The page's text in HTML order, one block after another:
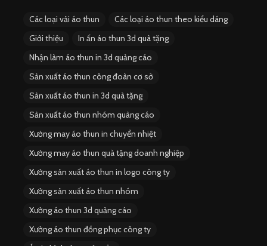
Các loại vải áo thun
Các loại áo thun theo kiểu dáng
Giới thiệu
In ấn áo thun 3d quà tặng
Nhận làm áo thun in 3d quảng cáo
Sản xuất áo thun công đoàn cơ sở
Sản xuất áo thun in 3d quà tặng
Sản xuất áo thun nhóm quảng cáo
Xưởng may áo thun in chuyển nhiệt
Xưởng may áo thun quà tặng doanh nghiệp
Xưởng sản xuất áo thun in logo công ty
Xưởng sản xuất áo thun nhóm
Xưởng áo thun 3d quảng cáo
Xưởng áo thun đồng phục công ty